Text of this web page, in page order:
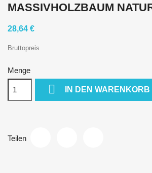
MASSIVHOLZBAUM
28,64 €
Bruttopreis
Menge
 IN DEN WARENKORB
Teilen